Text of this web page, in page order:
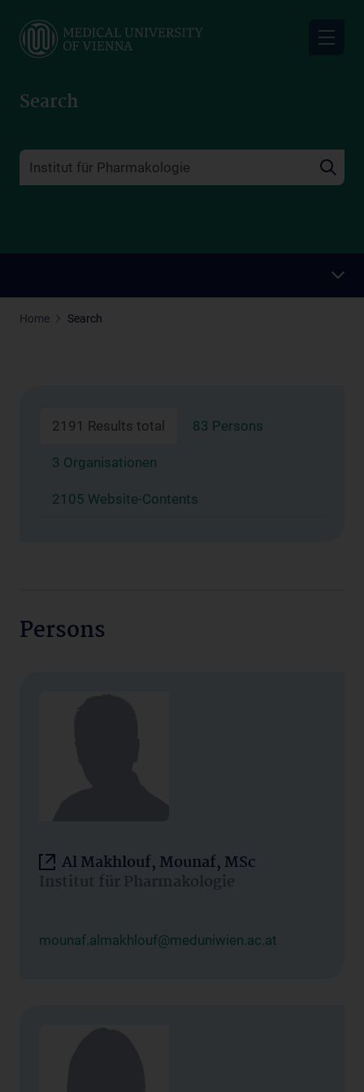
main
Search
Home Search
2191 Results total 83 Persons
3 Organisationen
2105 Website-Contents
Persons
Al Makhlouf, Mounaf, MSc
Institut für Pharmakologie
mounaf.almakhlouf@meduniwien.ac.at